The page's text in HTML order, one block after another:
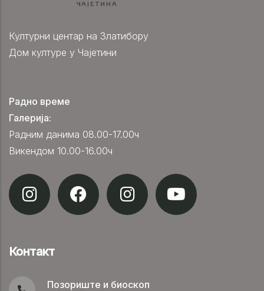
Културни центар на Златибору
Дом културе у Чајетини
Радно време
Галерија:
Радним данима 08.00-17.00ч
Викендом 10.00-16.00ч
Контакт
Позориште и биоскоп